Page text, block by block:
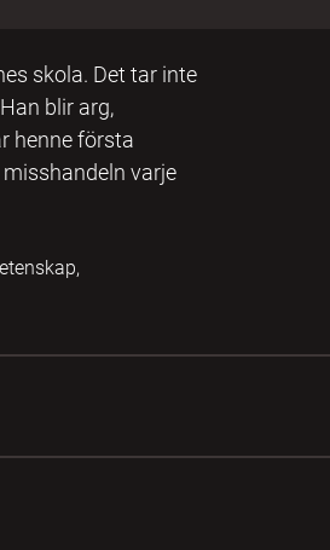
skola. Det tar inte
blir arg,
henne första
varje